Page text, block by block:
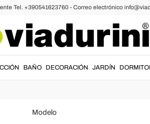
Tel. +390541623760 - Correo electrónico
BAÑO DECORACIÓN JARDÍN
para cocina, bar e
Made in Italy
de Viadurini: asientos
el hogar, restaurantes, hoteles y proyectos
Modelo